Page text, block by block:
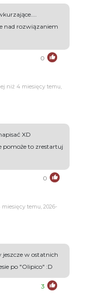
nad rozwiązaniem
0
niż 4 miesięcy temu,
XD
pomoże to zrestartuj
0
temu, 2026-
w ostatnich
po "Olipico" :D
3